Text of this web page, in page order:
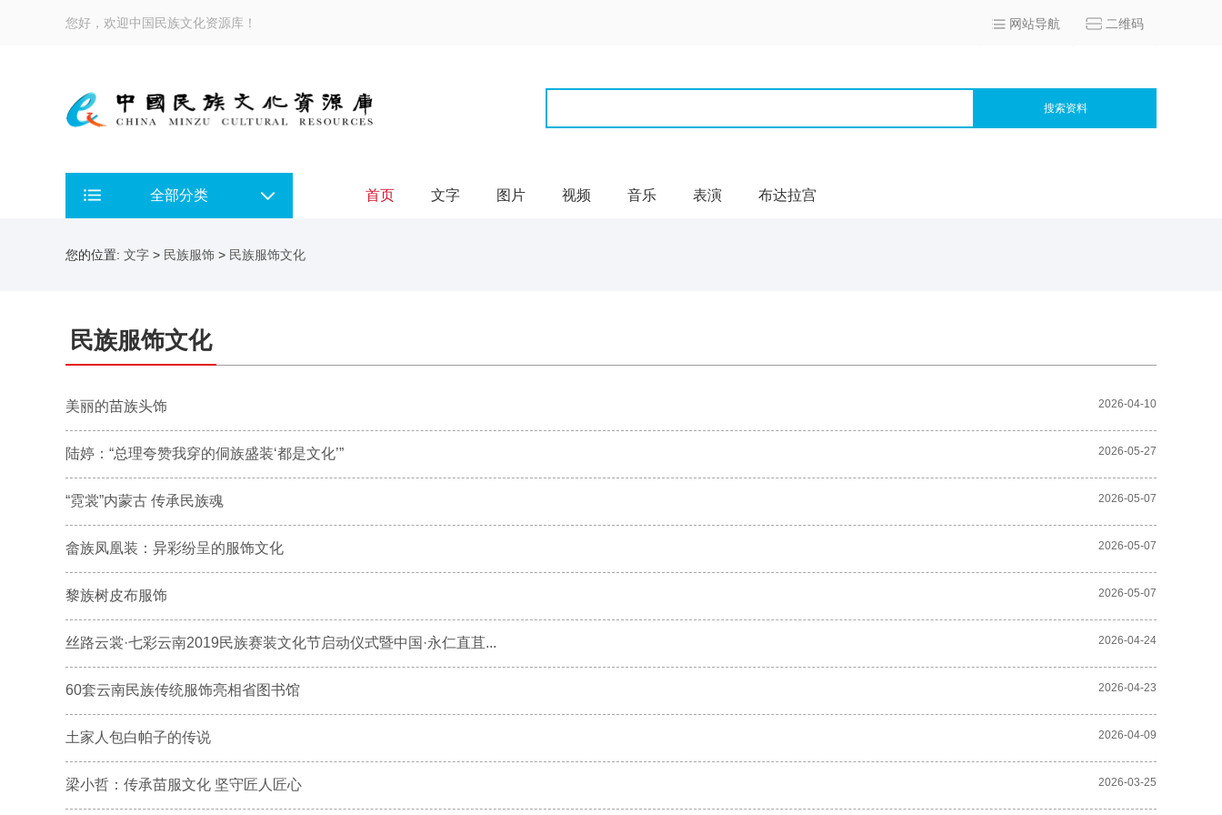
您好，欢迎中国民族文化资源库！ 网站导航 二维码
搜索资料
全部分类 首页 文字 图片 视频 音乐 表演 布达拉宫
您的位置: 文字 > 民族服饰 > 民族服饰文化
民族服饰文化
美丽的苗族头饰 2026-04-10
陆婷：“总理夸赞我穿的侗族盛装‘都是文化’” 2026-05-27
“霓裳”内蒙古 传承民族魂 2026-05-07
畲族凤凰装：异彩纷呈的服饰文化 2026-05-07
黎族树皮布服饰 2026-05-07
丝路云裳·七彩云南2019民族赛装文化节启动仪式暨中国·永仁直苴... 2026-04-24
60套云南民族传统服饰亮相省图书馆 2026-04-23
土家人包白帕子的传说 2026-04-09
梁小哲：传承苗服文化 坚守匠人匠心 2026-03-25